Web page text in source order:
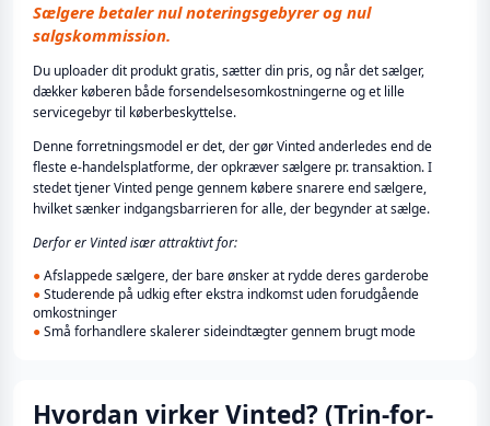
Sælgere betaler nul noteringsgebyrer og nul
salgskommission.
Du uploader dit produkt gratis, sætter din pris, og når det sælger,
dækker køberen både forsendelsesomkostningerne og et lille
servicegebyr til køberbeskyttelse.
Denne forretningsmodel er det, der gør Vinted anderledes end de
fleste e-handelsplatforme, der opkræver sælgere pr. transaktion. I
stedet tjener Vinted penge gennem købere snarere end sælgere,
hvilket sænker indgangsbarrieren for alle, der begynder at sælge.
Derfor er Vinted især attraktivt for:
●Afslappede sælgere, der bare ønsker at rydde deres garderobe
●Studerende på udkig efter ekstra indkomst uden forudgående
omkostninger
●Små forhandlere skalerer sideindtægter gennem brugt mode
Hvordan virker Vinted? (Trin-for-